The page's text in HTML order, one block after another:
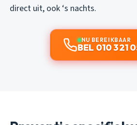
direct uit, ook ‘s nachts.
NU BEREIKBAAR
BEL 010 321